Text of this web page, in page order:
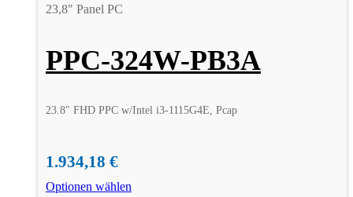
23,8" Panel PC
PPC-324W-PB3A
23.8″ FHD PPC w/Intel i3-1115G4E, Pcap
1.934,18 €
Optionen wählen